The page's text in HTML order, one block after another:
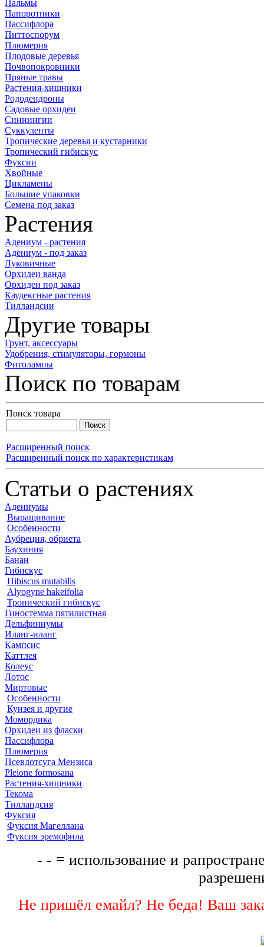
Пальмы
Папоротники
Пассифлора
Питтоспорум
Плюмерия
Плодовые деревья
Почвопокровники
Пряные травы
Растения-хищники
Рододендроны
Садовые орхидеи
Синнингии
Суккуленты
Тропические деревья и кустарники
Тропический гибискус
Фуксии
Хвойные
Цикламены
Большие упаковки
Семена под заказ
Растения
Адениум - растения
Адениум - под заказ
Луковичные
Орхидеи ванда
Орхидеи под заказ
Каудексные растения
Тилландсии
Другие товары
Грунт, аксессуары
Удобрения, стимуляторы, гормоны
Фитолампы
Поиск по товарам
Поиск товара
Расширенный поиск
Расширенный поиск по характеристикам
Статьи о растениях
Адениумы
Выращивание
Особенности
Аубреция, обриета
Баухиния
Банан
Гибискус
Hibiscus mutabilis
Alyogyne hakeifolia
Тропический гибискус
Гиностемма пятилистная
Дельфиниумы
Иланг-иланг
Кампсис
Каттлея
Колеус
Лотос
Миртовые
Особенности
Кунзея и другие
Момордика
Орхидеи из фласки
Пассифлора
Плюмерия
Псевдотсуга Мензиса
Pleione formosana
Растения-хищники
Текома
Тилландсия
Фуксия
Фуксия Магеллана
Фуксия эремофила
- - = использование и
Не пришёл емайл? Не беда! Ваш